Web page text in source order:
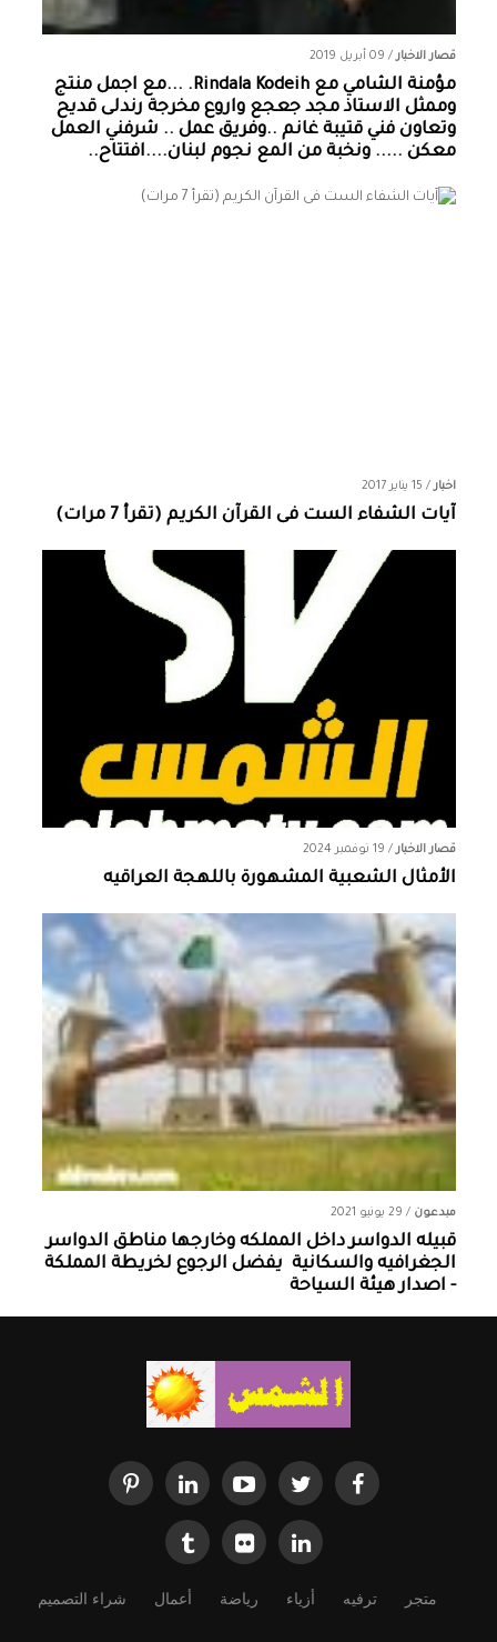
قصار الاخبار/ 09 أبريل 2019
مؤمنة الشامي‏ مع ‏‎Rindala Kodeih‎‏. ...مع اجمل منتج
وممثل الاستاذ مجد جعجع واروع مخرجة رندلى قديح
وتعاون فني قتيبة غانم ..وفريق عمل .. شرفني العمل
معكن ..... ونخبة من المع نجوم لبنان....افتتاح..
اخبار/ 15 يناير 2017
آيات الشفاء الست فى القرآن الكريم (تقرأ 7 مرات)
قصار الاخبار/ 19 نوفمبر 2024
الأمثال الشعبية المشهورة باللهجة العراقيه
مبدعون / 29 يونيو 2021
قبيله الدواسر داخل المملكه وخارجها ‏مناطق الدواسر
الجغرافيه والسكانية ‏ يفضل الرجوع لخريطة المملكة
- اصدار هيئة السياحة
متجر ترفيه أزياء رياضة أعمال شراء التصميم